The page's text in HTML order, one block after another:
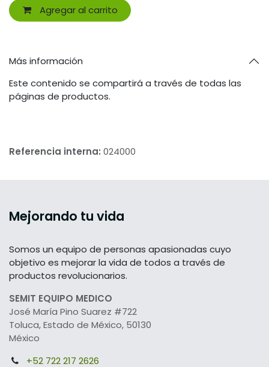
Agregar al carrito
Más información
Este contenido se compartirá a través de todas las
páginas de productos.
Referencia interna: 024000
Mejorando tu vida
Somos un equipo de personas apasionadas cuyo
objetivo es mejorar la vida de todos a través de
productos revolucionarios.
SEMIT EQUIPO MEDICO
José María Pino Suarez #722
Toluca, Estado de México, 50130
México
+52 722 217 2626